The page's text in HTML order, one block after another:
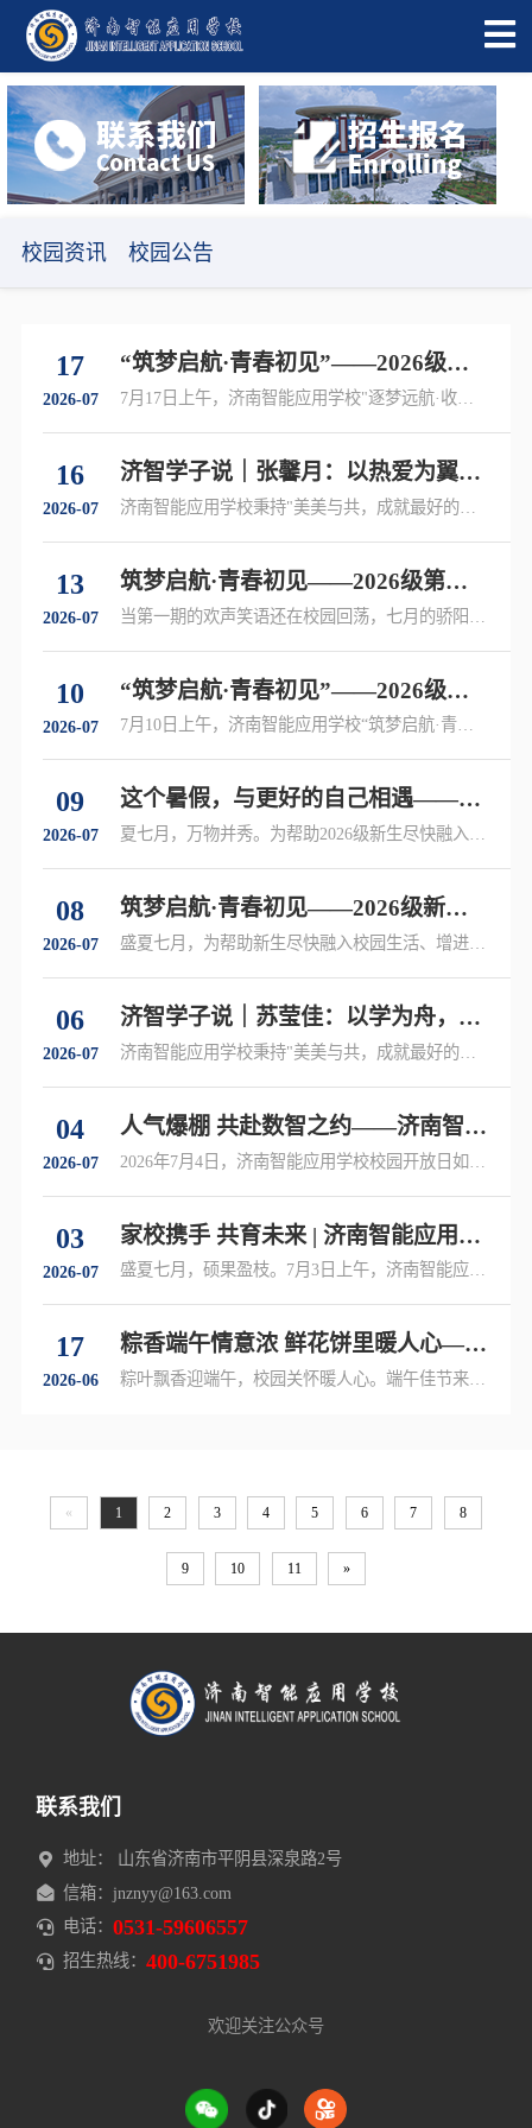
校园资讯 校园公告
17
2026-07
“筑梦启航·青春初见”——2026级第
二期夏令营圆满结营
7月17日上午，济南智能应用学校"逐梦远航·收获
16
2026-07
济智学子说｜张馨月：以热爱为翼，
逐梦数字未来
济南智能应用学校秉持"美美与共，成就最好的
13
2026-07
筑梦启航·青春初见——2026级第二
期新生夏令营精彩开营
当第一期的欢声笑语还在校园回荡，七月的骄阳已
10
2026-07
“筑梦启航·青春初见”——2026级首
期夏令营圆满结营
7月10日上午，济南智能应用学校“筑梦启航·青春
09
2026-07
这个暑假，与更好的自己相遇——济
南智能应用学校2026级新生夏令营邀
你同行
夏七月，万物并秀。为帮助2026级新生尽快融入校
08
2026-07
筑梦启航·青春初见——2026级新生
首期夏令营正式开营
盛夏七月，为帮助新生尽快融入校园生活、增进彼
06
2026-07
济智学子说｜苏莹佳：以学为舟，乘
风破浪
济南智能应用学校秉持"美美与共，成就最好的
04
2026-07
人气爆棚 共赴数智之约——济南智能
应用学校开放日来袭！
2026年7月4日，济南智能应用学校校园开放日如期
03
2026-07
家校携手 共育未来 | 济南智能应用学
校2025-2026学年第二学期期末家长
会圆满举行
盛夏七月，硕果盈枝。7月3日上午，济南智能应用
17
2026-06
粽香端午情意浓 鲜花饼里暖人心——
学校为全体师生发放端午节福利
粽叶飘香迎端午，校园关怀暖人心。端午佳节来临
« 1 2 3 4 5 6 7 8
9 10 11 »
联系我们
地址： 山东省济南市平阴县深泉路2号
信箱：jnznyy@163.com
电话： 0531-59606557
招生热线： 400-6751985
欢迎关注公众号